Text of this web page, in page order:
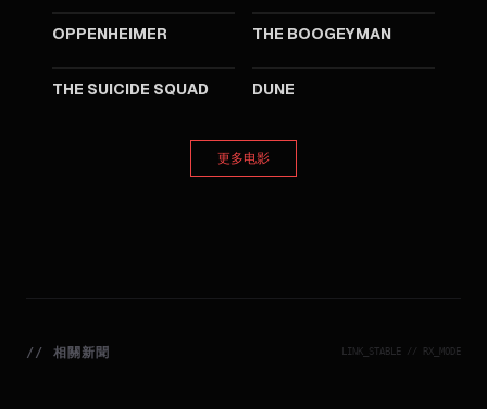
OPPENHEIMER THE BOOGEYMAN
THE SUICIDE SQUAD DUNE
更多电影
// 相關新聞 LINK_STABLE // RX_MODE